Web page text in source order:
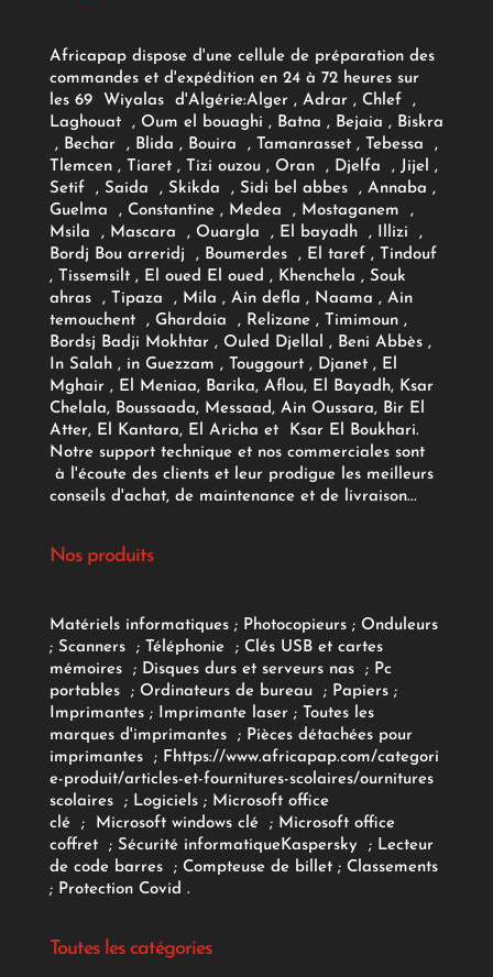
Africapap dispose d'une cellule de préparation des
commandes et d'expédition en 24 à 72 heures sur
les 69 Wiyalas d'Algérie:Alger , Adrar, Chlef ,
Laghouat , Oum el bouaghi , Batna , Bejaia , Biskra
, Bechar , Blida , Bouira , Tamanrasset , Tebessa ,
Tlemcen , Tiaret , Tizi ouzou , Oran , Djelfa , Jijel ,
Setif , Saida , Skikda , Sidi bel abbes , Annaba ,
Guelma , Constantine , Medea , Mostaganem ,
Msila , Mascara , Ouargla , El bayadh , Illizi ,
Bordj Bou arreridj , Boumerdes , El taref , Tindouf
, Tissemsilt , El oued El oued , Khenchela , Souk
ahras , Tipaza , Mila , Ain defla , Naama , Ain
temouchent , Ghardaia , Relizane , Timimoun ,
Bordsj Badji Mokhtar , Ouled Djellal , Beni Abbès ,
In Salah , in Guezzam , Touggourt , Djanet , El
Mghair , El Meniaa, Barika, Aflou, El Bayadh, Ksar
Chelala, Boussaada, Messaad, Ain Oussara, Bir El
Atter, El Kantara, El Aricha et Ksar El Boukhari.
Notre support technique et nos commerciales sont
à l'écoute des clients et leur prodigue les meilleurs
conseils d'achat, de maintenance et de livraison...
Nos produits
Matériels informatiques; Photocopieurs; Onduleurs
; Scanners ; Téléphonie ; Clés USB et cartes
mémoires
; Disques durs et serveurs nas ; Pc
portables
; Ordinateurs de bureau ; Papiers;
Imprimantes;Imprimante laser; Toutes les
marques d'imprimantes
; Pièces détachées pour
imprimantes
; F https://www.africapap.com/categori
e-produit/articles-et-fournitures-scolaires/ournitures
scolaires; Logiciels ; Microsoft office
clé
; Microsoft windows clé; Microsoft office
coffret ; Sécurité informatiqueKaspersky ; Lecteur
de code barres
; Compteuse de billet; Classements
; Protection Covid .
Toutes les catégories